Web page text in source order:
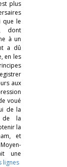
plus
que le
dont
à un
a dû
en les
aux
voué
de la
de la
la
et
une
lignes